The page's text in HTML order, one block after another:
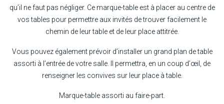
qu’il ne faut pas négliger. Ce marque-table est à placer au centre de
vos tables pour permettre aux invités de trouver facilement le
chemin de leur table et de leur place attitrée.
Vous pouvez également prévoir d’installer un grand plan de table
assorti à l’entrée de votre salle. Il permettra, en un coup d’œil, de
renseigner les convives sur leur place à table.
Marque-table assorti au faire-part.